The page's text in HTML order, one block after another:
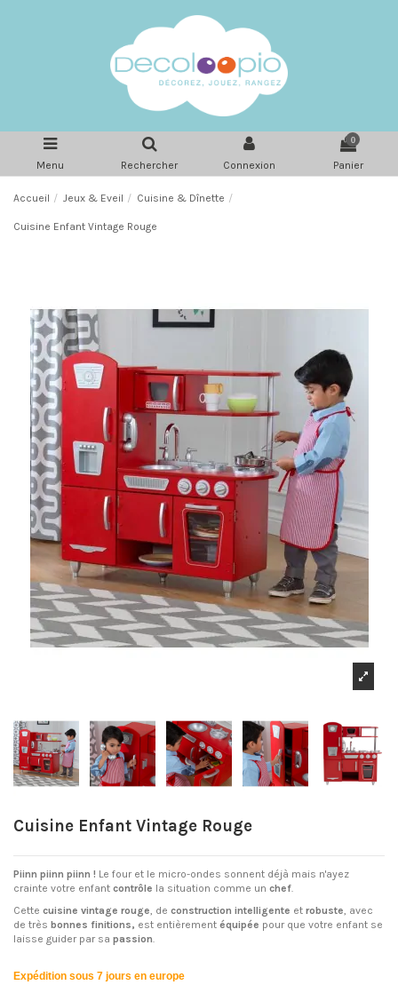
Menu Rechercher Connexion
0
Panier
Accueil Jeux & Eveil Cuisine & Dînette
Cuisine Enfant Vintage Rouge
Cuisine Enfant Vintage Rouge
Piinn piinn piinn ! Le four et le micro-ondes sonnent déjà mais n'ayez
crainte votre enfant contrôle la situation comme un chef
Cette cuisine vintage rouge, de construction intelligente et robuste, avec
de très bonnes finitions, est entièrement équipée pour que votre enfant se
laisse guider par sa passion.
Expédition sous 7 jours en europe